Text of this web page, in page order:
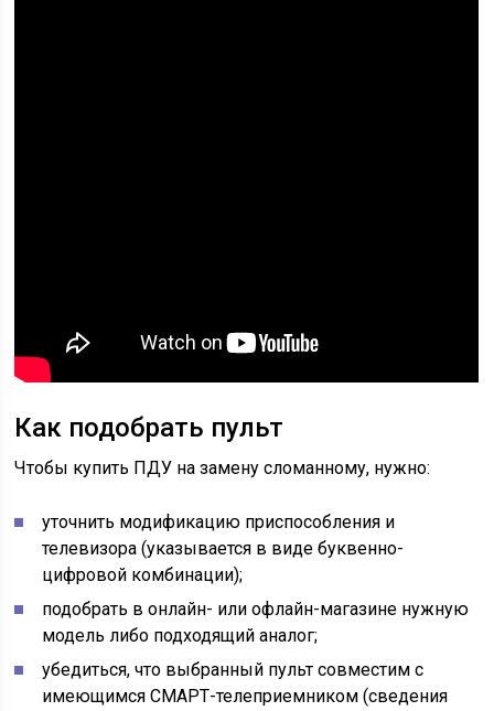
Как подобрать пульт
Чтобы купить ПДУ на замену сломанному, нужно:
уточнить модификацию приспособления и
телевизора (указывается в виде буквенно-
цифровой комбинации);
подобрать в онлайн- или офлайн-магазине нужную
модель либо подходящий аналог;
убедиться, что выбранный пульт совместим с
имеющимся СМАРТ-телеприемником (сведения